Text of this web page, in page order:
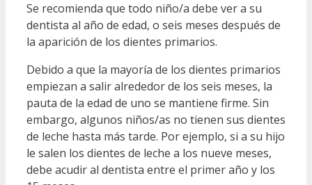
Se recomienda que todo niño/a debe ver a su
dentista al año de edad, o seis meses después de
la aparición de los dientes primarios.
Debido a que la mayoría de los dientes primarios
empiezan a salir alrededor de los seis meses, la
pauta de la edad de uno se mantiene firme. Sin
embargo, algunos niños/as no tienen sus dientes
de leche hasta más tarde. Por ejemplo, si a su hijo
le salen los dientes de leche a los nueve meses,
debe acudir al dentista entre el primer año y los